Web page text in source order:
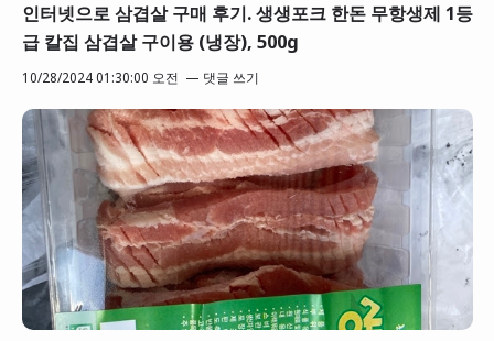
인터넷으로 삼겹살 구매 후기. 생생포크 한돈 무항생제 1등
급 칼집 삼겹살 구이용 (냉장), 500g
10/28/2024 01:30:00 오전 댓글 쓰기